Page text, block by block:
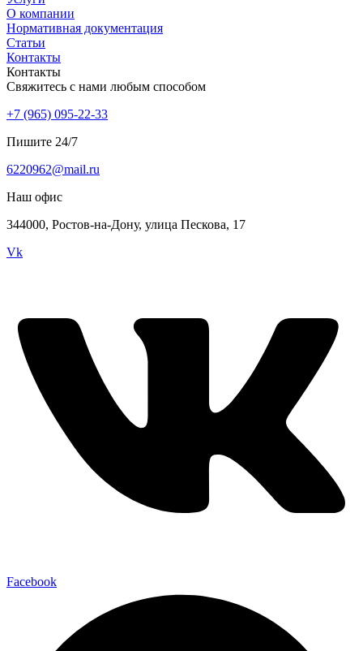
О компании
Нормативная документация
Статьи
Контакты
Контакты
Свяжитесь с нами любым способом
+7 (965) 095-22-33
Пишите 24/7
6220962@mail.ru
Наш офис
344000, Ростов-на-Дону, улица Пескова, 17
Vk
Facebook